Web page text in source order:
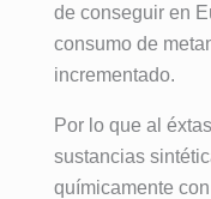
de conseguir en
consumo de
incrementado.
Por lo que al
sustancias
químicamente